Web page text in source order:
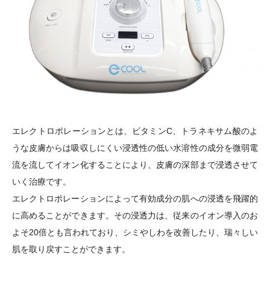
エレクトロポレーションとは、ビタミンC、トラネキサム酸のよ
うな⽪膚からは吸収しにくい浸透性の低い⽔溶性の成分を微弱電
流を流してイオン化することにより、⽪膚の深部まで浸透させて
いく治療です。
エレクトロポレーションによって有効成分の肌への浸透を⾶躍的
に⾼めることができます。その浸透⼒は、従来のイオン導入のお
よそ20倍とも⾔われており、シミやしわを改善したり、瑞々しい
肌を取り戻すことができます。